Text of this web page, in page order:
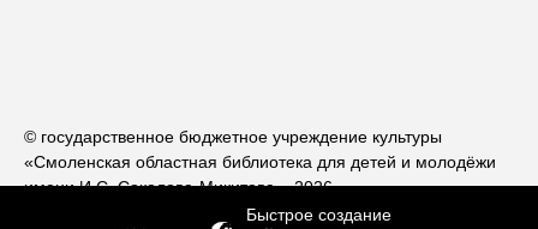
Быстрое создание
© государственное бюджетное учреждение культуры
«Смоленская областная библиотека для детей и молодёжи
имени И.С. Соколова-Микитова», 2026